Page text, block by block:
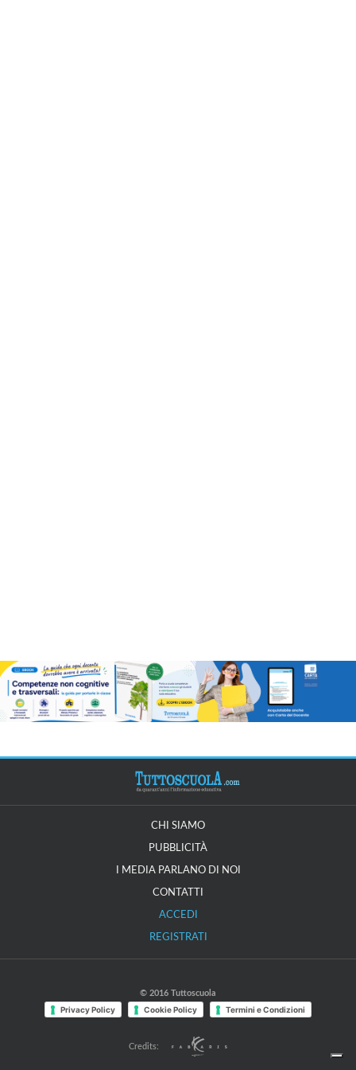
CHI SIAMO
PUBBLICITÀ
I MEDIA PARLANO DI NOI
CONTATTI
ACCEDI
REGISTRATI
© 2016 Tuttoscuola
Privacy Policy Cookie Policy Termini e Condizioni
Credits: